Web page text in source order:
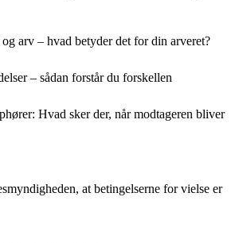
arv – hvad betyder det for din arveret?
– sådan forstår du forskellen
Hvad sker der, når modtageren bliver
at betingelserne for vielse er